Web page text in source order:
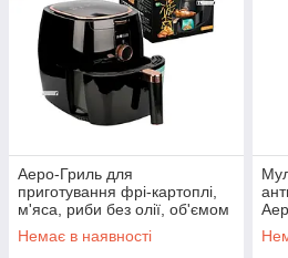
Аеро-Гриль для
приготування фрі-картоплі,
м'яса, риби без олії, об'ємом
5,5л Haeger HG-5230
Немає в наявності